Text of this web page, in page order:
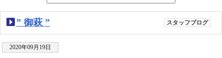
” 御萩 ” スタッフブログ
2020年09月19日